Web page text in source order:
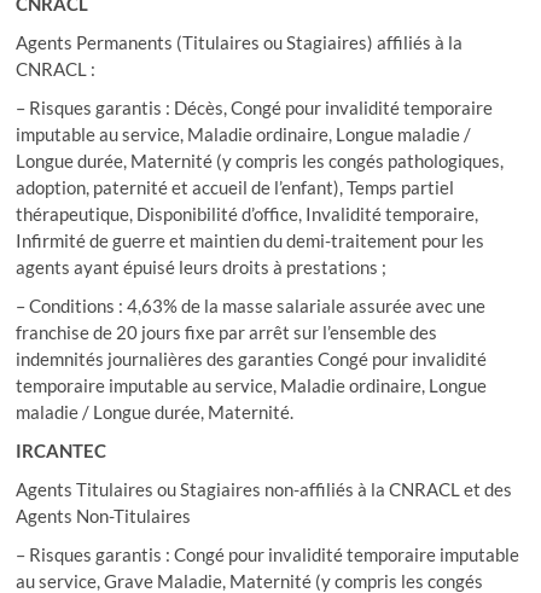
Agents Permanents (Titulaires ou Stagiaires) affiliés à la
CNRACL :
– Risques garantis : Décès, Congé pour invalidité temporaire
imputable au service, Maladie ordinaire, Longue maladie /
Longue durée, Maternité (y compris les congés pathologiques,
adoption, paternité et accueil de l’enfant), Temps partiel
thérapeutique, Disponibilité d’office, Invalidité temporaire,
Infirmité de guerre et maintien du demi-traitement pour les
agents ayant épuisé leurs droits à prestations ;
– Conditions : 4,63% de la masse salariale assurée avec une
franchise de 20 jours fixe par arrêt sur l’ensemble des
indemnités journalières des garanties Congé pour invalidité
temporaire imputable au service, Maladie ordinaire, Longue
maladie / Longue durée, Maternité.
IRCANTEC
Agents Titulaires ou Stagiaires non-affiliés à la CNRACL et des
Agents Non-Titulaires
– Risques garantis : Congé pour invalidité temporaire imputable
au service, Grave Maladie, Maternité (y compris les congés